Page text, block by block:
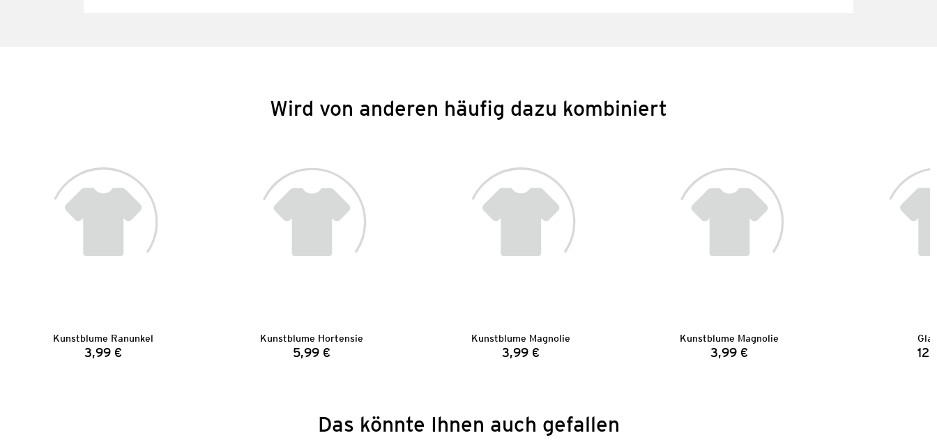
Wird von anderen häufig dazu kombiniert
Kunstblume Ranunkel
Preis:
3,99 €
Kunstblume Hortensie
Preis:
5,99 €
Kunstblume Magnolie
Preis:
3,99 €
Kunstblume Magnolie
Preis:
3,99 €
Das könnte Ihnen auch gefallen